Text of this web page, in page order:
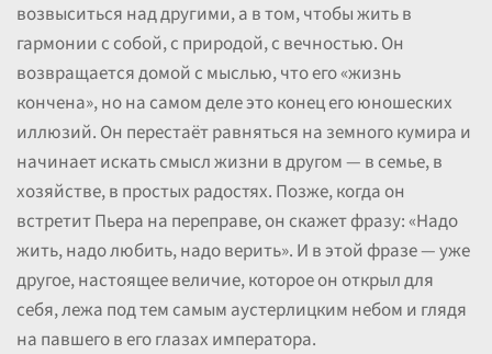
возвыситься над другими, а в том, чтобы жить в
гармонии с собой, с природой, с вечностью. Он
возвращается домой с мыслью, что его «жизнь
кончена», но на самом деле это конец его юношеских
иллюзий. Он перестаёт равняться на земного кумира и
начинает искать смысл жизни в другом — в семье, в
хозяйстве, в простых радостях. Позже, когда он
встретит Пьера на переправе, он скажет фразу: «Надо
жить, надо любить, надо верить». И в этой фразе — уже
другое, настоящее величие, которое он открыл для
себя, лежа под тем самым аустерлицким небом и глядя
на павшего в его глазах императора.